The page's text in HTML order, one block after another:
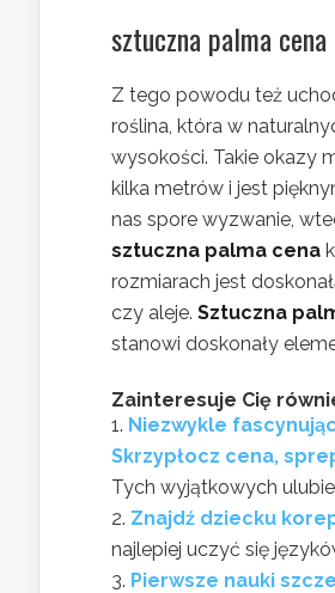
sztuczna palma cena
Z tego powodu też
roślina, która w
wysokości. Takie okazy
kilka metrów i jest
nas spore wyzwanie,
sztuczna palma cena
rozmiarach jest
czy aleje. Sztuczna
stanowi doskonały
Zainteresuje Cię
Niezwykle
Skrzypłocz cena,
Tych wyjątkowych
Znajdź dziecku
najlepiej uczyć się
Pierwsze nauki